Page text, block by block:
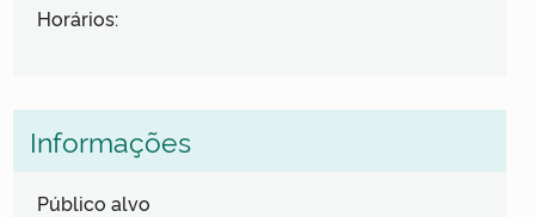
Horários:
Informações
Público alvo